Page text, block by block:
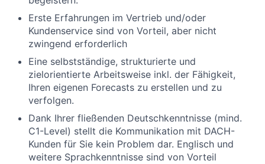
Erste Erfahrungen im Vertrieb und/oder
Kundenservice sind von Vorteil, aber nicht
zwingend erforderlich
Eine selbstständige, strukturierte und
zielorientierte Arbeitsweise inkl. der Fähigkeit,
Ihren eigenen Forecasts zu erstellen und zu
verfolgen.
Dank Ihrer fließenden Deutschkenntnisse (mind.
C1-Level) stellt die Kommunikation mit DACH-
Kunden für Sie kein Problem dar. Englisch und
weitere Sprachkenntnisse sind von Vorteil